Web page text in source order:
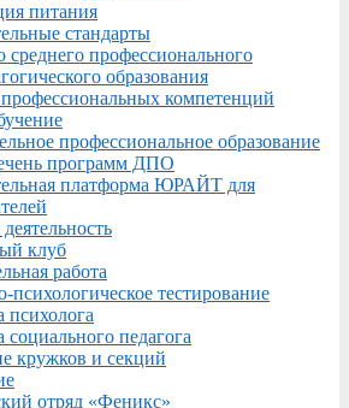
питания
стандарты
среднего профессионального
образования
компетенций
профессиональное образование
программ ДПО
платформа ЮРАЙТ для
клуб
работа
психологическое тестирование
психолога
социального педагога
кружков и секций
отряд «Феникс»